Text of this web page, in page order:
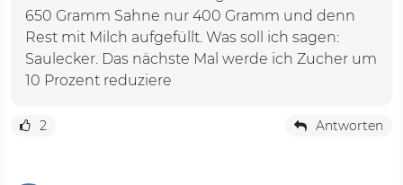
650 Gramm Sahne nur 400 Gramm und denn
Rest mit Milch aufgefüllt. Was soll ich sagen:
Saulecker. Das nächste Mal werde ich Zucher um
10 Prozent reduziere
2 Antworten